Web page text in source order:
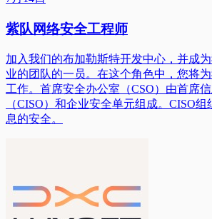
紫队网络安全工程师
加入我们的布加勒斯特开发中心，并成
业的团队的一员。在这个角色中，您将
工作。首席安全办公室（CSO）由首席
（CISO）和企业安全单元组成。CISO
息的安全。